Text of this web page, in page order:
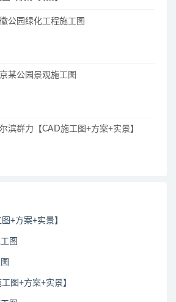
公园绿化工程施工图
某公园景观施工图
滨群力【CAD施工图+方案+实景】
+方案+实景】
图
图+方案+实景】